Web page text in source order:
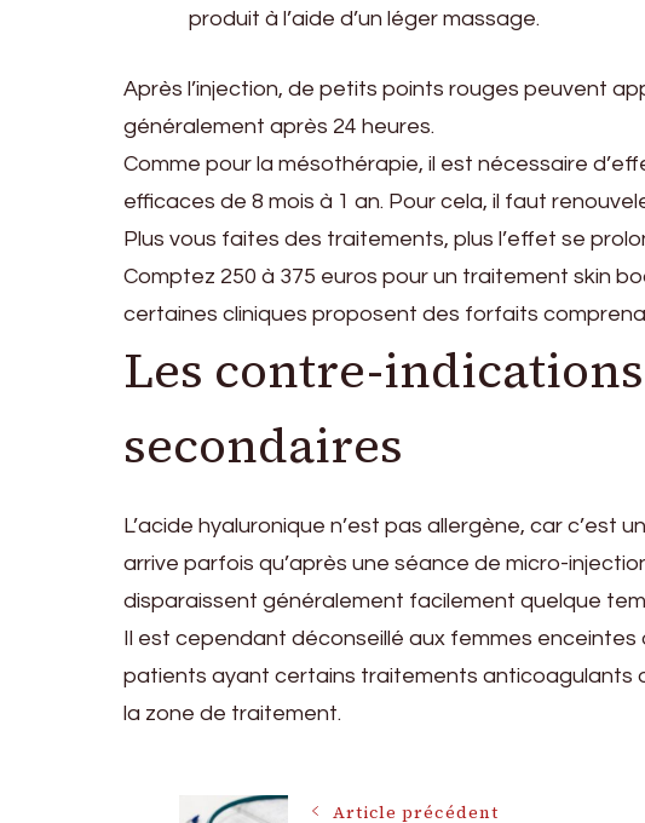
produit à l’aide d’un léger massage.
Après l’injection, de petits points rouges peuvent
généralement après 24 heures.
Comme pour la mésothérapie, il est nécessaire
efficaces de 8 mois à 1 an. Pour cela, il faut
Plus vous faites des traitements, plus l’effet se
Comptez 250 à 375 euros pour un traitement skin
certaines cliniques proposent des forfaits
Les contre-
secondaires
L’acide hyaluronique n’est pas allergène, car c’est
arrive parfois qu’après une séance de micro-
disparaissent généralement facilement quelque
Il est cependant déconseillé aux femmes
patients ayant certains traitements anticoagulants
la zone de traitement.
Article précédent